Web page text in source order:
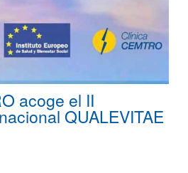
acoge el II
QUALEVITAE